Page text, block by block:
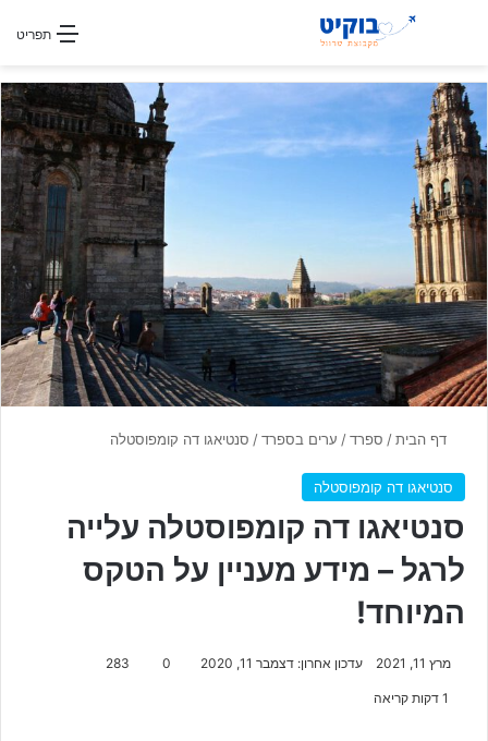
תפריט חפשו עבור
דף הבית/ ספרד/ ערים בספרד/ סנטיאגו דה קומפוסטלה
סנטיאגו דה קומפוסטלה
סנטיאגו דה קומפוסטלה עלייה
לרגל – מידע מעניין על הטקס
המיוחד!
מרץ 11, 2021 עדכון אחרון: דצמבר 11, 2020 0
283